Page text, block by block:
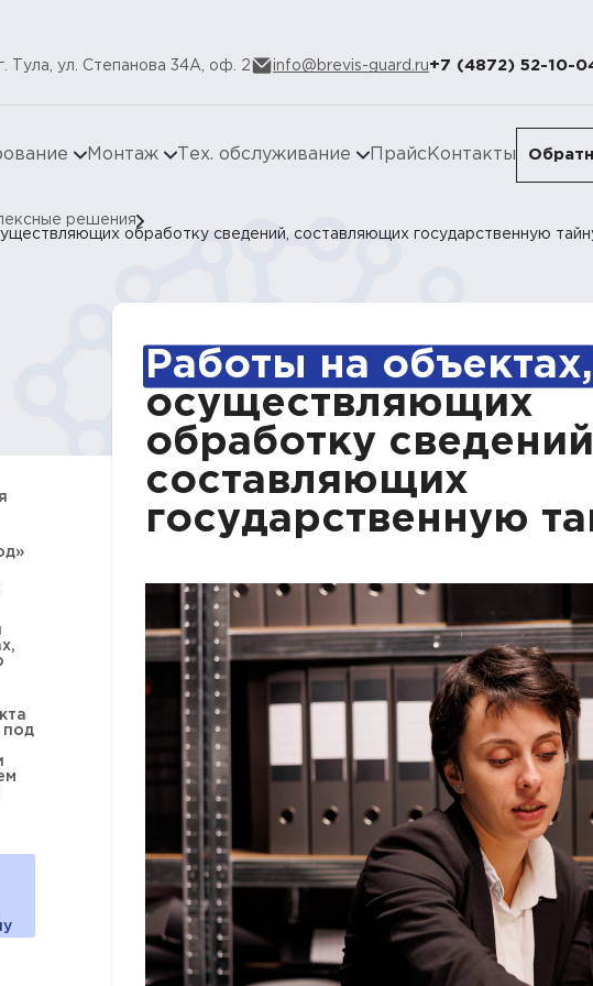
г. Тула, ул. Степанова 34А, оф. 2 info@brevis-guard.ru+7 (4872) 52-10-
Монтаж Тех. обслуживание Прайс Контакты
решения
обработку сведений, составляющих государственную
под
Работы на объектах,
осуществляющих
обработку
составляющих
государственную